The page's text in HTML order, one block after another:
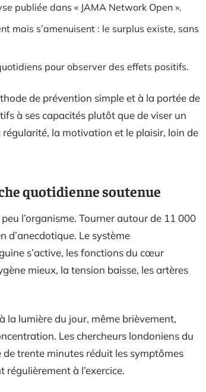
publiée dans « JAMA Network Open ».
mais s’amenuisent : le surplus existe, sans
pour observer des effets positifs.
de prévention simple et à la portée de
à ses capacités plutôt que de viser un
la motivation et le plaisir, loin de
quotidienne soutenue
l’organisme. Tourner autour de 11 000
d’anecdotique. Le système
s’active, les fonctions du cœur
mieux, la tension baisse, les artères
la lumière du jour, même brièvement,
Les chercheurs londoniens du
de trente minutes réduit les symptômes
régulièrement à l’exercice.